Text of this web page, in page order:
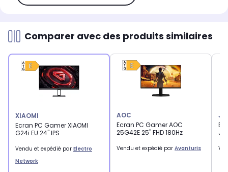
Comparer avec des produits similaires
XIAOMI
Ecran PC Gamer XIAOMI
G24i EU 24'' IPS
Vendu et expédié par Electro
Network
AOC
Ecran PC Gamer AOC
25G42E 25'' FHD 180Hz
Vendu et expédié par Avanturis